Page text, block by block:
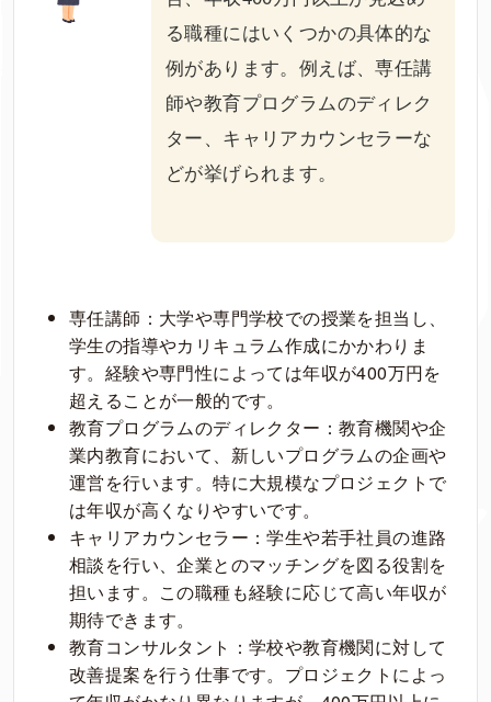
る職種にはいくつかの具体的な
例があります。例えば、専任講
師や教育プログラムのディレク
ター、キャリアカウンセラーな
どが挙げられます。
専任講師：大学や専門学校での授業を担当し、
学生の指導やカリキュラム作成にかかわりま
す。経験や専門性によっては年収が400万円を
超えることが一般的です。
教育プログラムのディレクター：教育機関や企
業内教育において、新しいプログラムの企画や
運営を行います。特に大規模なプロジェクトで
は年収が高くなりやすいです。
キャリアカウンセラー：学生や若手社員の進路
相談を行い、企業とのマッチングを図る役割を
担います。この職種も経験に応じて高い年収が
期待できます。
教育コンサルタント：学校や教育機関に対して
改善提案を行う仕事です。プロジェクトによっ